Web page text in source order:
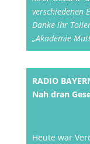
verschiedenen
Danke ihr
„Akademie
RADIO
Nah dran
Heute war